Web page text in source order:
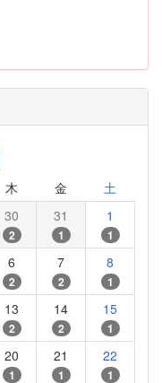
木 金 土
30
2
31
1
1
1
6
2
7
2
8
1
13
2
14
2
15
1
20
1
21
1
22
1